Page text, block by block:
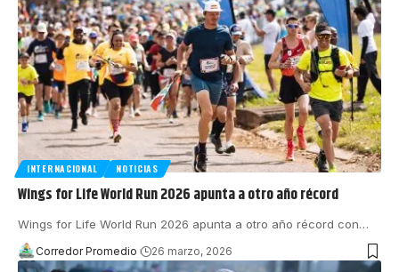
INTERNACIONAL NOTICIAS
Wings for Life World Run 2026 apunta a otro año récord
Wings for Life World Run 2026 apunta a otro año récord con…
Corredor Promedio 26 marzo, 2026